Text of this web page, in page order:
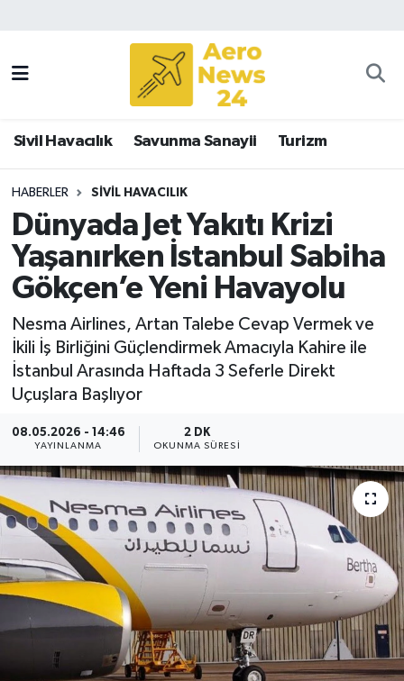
Sivil Havacılık Savunma Sanayii Turizm
HABERLER SIVIL HAVACILIK
Dünyada Jet Yakıtı Krizi
Yaşanırken İstanbul Sabiha
Gökçen’e Yeni Havayolu
Nesma Airlines, Artan Talebe Cevap Vermek ve
İkili İş Birliğini Güçlendirmek Amacıyla Kahire ile
İstanbul Arasında Haftada 3 Seferle Direkt
Uçuşlara Başlıyor
08.05.2026 - 14:46
YAYINLANMA
2 DK
OKUNMA SÜRESI